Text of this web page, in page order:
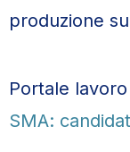
produzione
Portale
SMA: